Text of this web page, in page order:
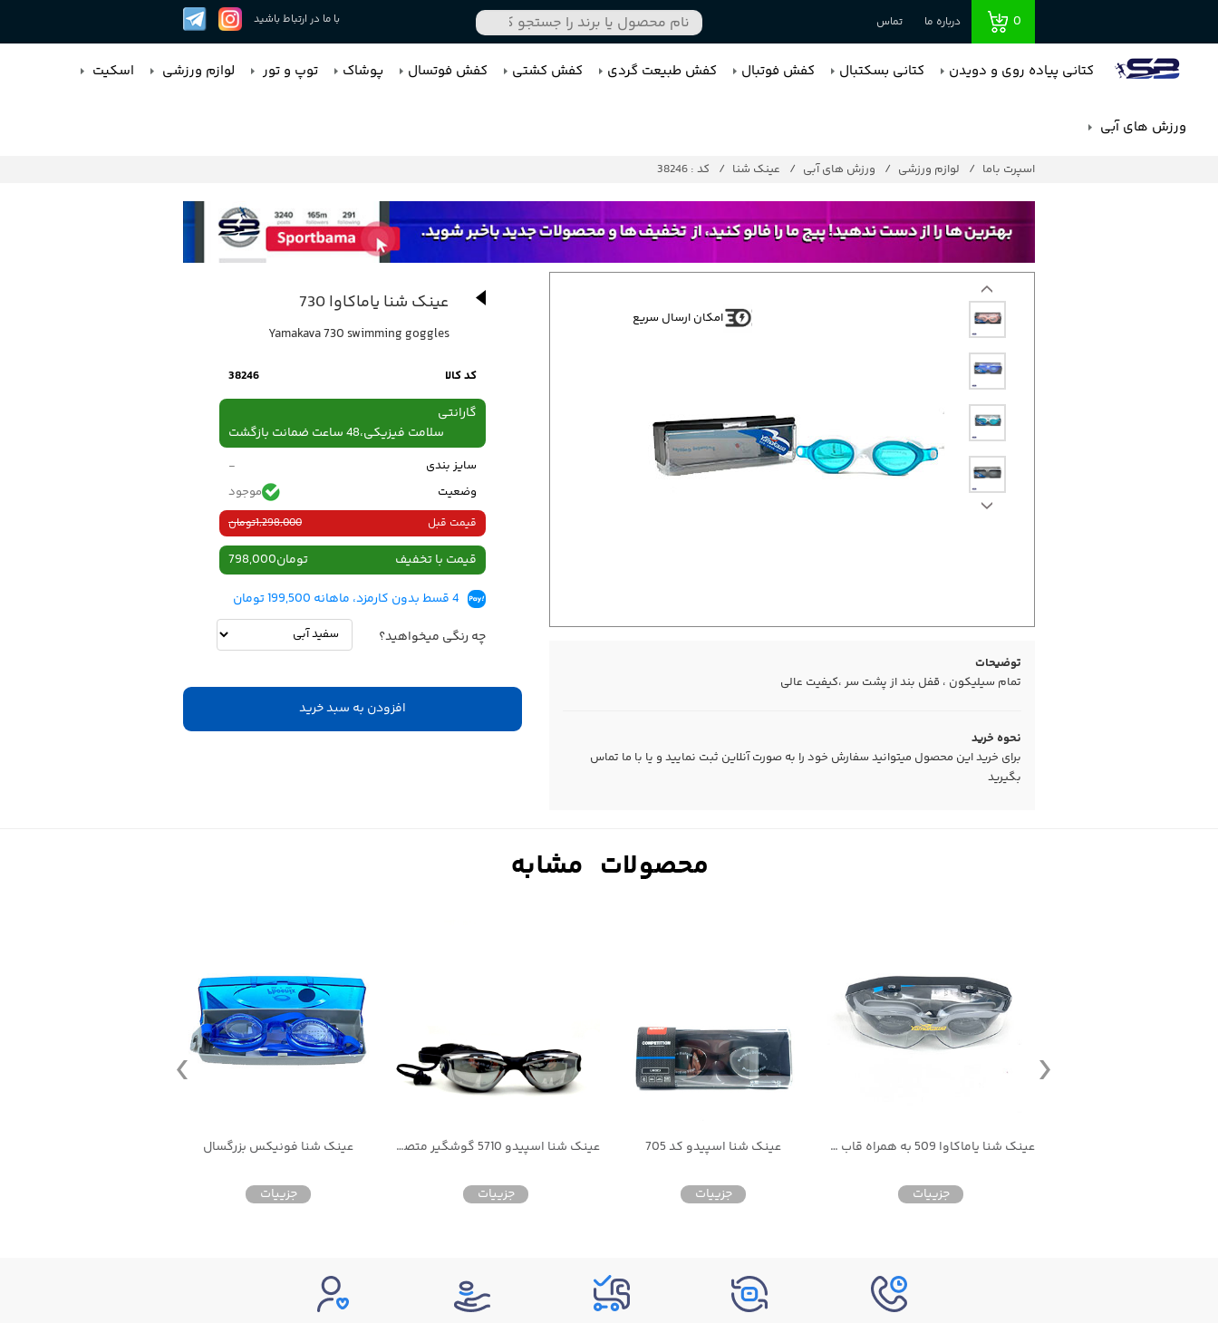
0 درباره ما تماس با ما در ارتباط باشید
کتانی پیاده روی و دویدن کتانی بسکتبال کفش فوتبال کفش طبیعت گردی کفش کشتی کفش فوتسال پوشاک توپ و تور لوازم ورزشی اسکیت
ورزش های آبی
اسپرت باما لوازم ورزشی ورزش های آبی عینک شنا کد : 38246
امکان ارسال سریع
توضیحات
تمام سیلیکون ، قفل بند از پشت سر ،کیفیت عالی
نحوه خرید
برای خرید این محصول میتوانید سفارش خود را به صورت آنلاین ثبت نمایید و یا با ما تماس
بگیرید
عینک شنا یاماکاوا 730
Yamakava 730 swimming goggles
کد کالا 38246
گارانتی
سلامت فیزیکی،48 ساعت ضمانت بازگشت
سایز بندی
-
وضعیت
موجود
قیمت قبل 1,298,000تومان
قیمت با تخفیف 798,000تومان
4 قسط بدون کارمزد، ماهانه 199,500 تومان
چه رنگی میخواهید؟
عینک شنا یاماکاوا 509 به همراه قاب و گوشگیر
جزییات
عینک شنا اسپیدو کد 705
جزییات
عینک شنا اسپیدو 5710 گوشگیر متصل به همراه کیف
جزییات
عینک شنا فونیکس بزرگسال
جزییات